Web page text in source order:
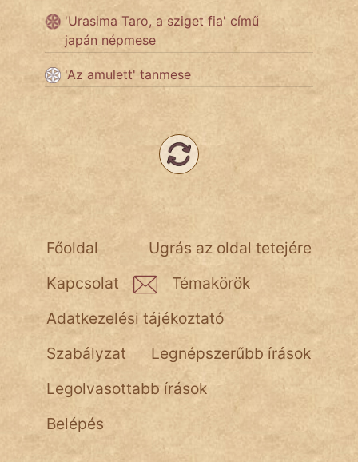
Népszerű szerzőink:
pszichopati
'Urasima Taro, a sziget fia' című
japán népmese
'Az amulett' tanmese
Ugrás az oldal tetejére
Főoldal
Kapcsolat
Témakörök
Adatkezelési tájékoztató
Szabályzat
Legnépszerűbb írások
Legolvasottabb írások
Belépés